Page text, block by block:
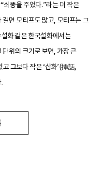
쇠똥을 주었다.”라는 더 작은
면 모티프도 많고, 모티프는 그
화 같은 한국설화에서는
위의 크기로 보면, 가장 큰
그보다 작은 ‘삽화’(揷話,